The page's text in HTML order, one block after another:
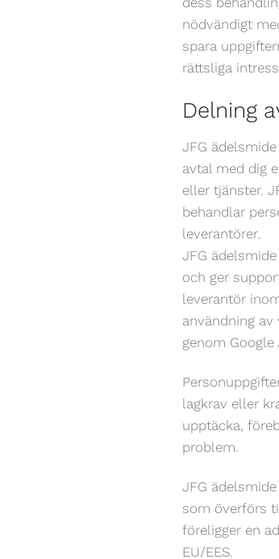
nödvändigt
spara
rättsliga
Delning
JFG
avtal med dig
eller tjänster.
behandlar
leverantörer.
JFG
och ger
leverantör
användning
genom Google
lagkrav eller
upptäcka,
problem.
JFG
som överförs
föreligger en
EU/EES.